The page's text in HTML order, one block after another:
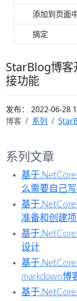
添加到页面
搞定
StarBlog博客
接功能
发布： 2022-06-28
博客
系列
系列文章
基于
么需要自己写
基于
准备和创建项
基于
设计
基于
markdown博
基于